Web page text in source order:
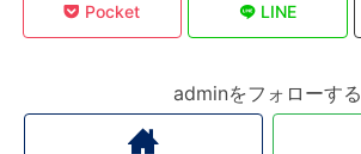
Pocket LINE
adminをフォローする